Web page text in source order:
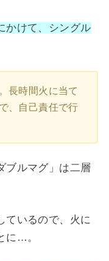
かけて、シングル
長時間火に当て
、自己責任で行
ブルマグ」は二層
ているので、火に
に…。